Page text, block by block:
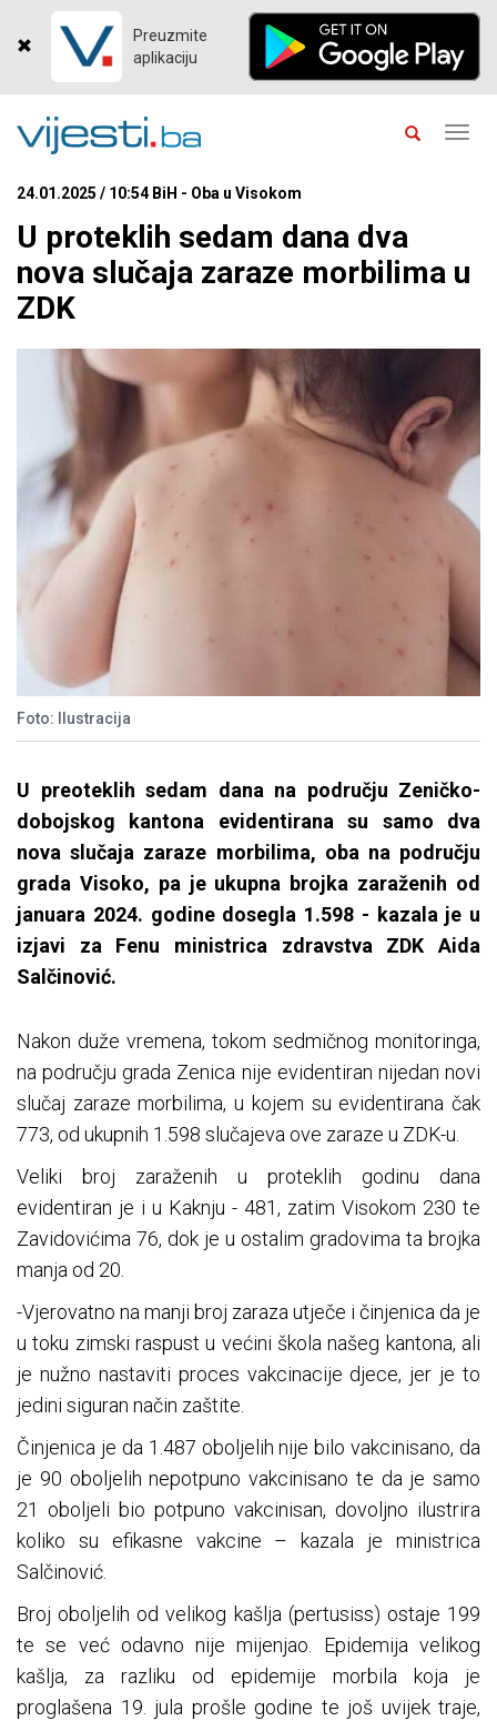
Preuzmite
aplikaciju
24.01.2025 / 10:54 BiH - Oba u Visokom
U proteklih sedam dana dva
nova slučaja zaraze morbilima u
ZDK
Foto: Ilustracija
U preoteklih sedam dana na području Zeničko-
dobojskog kantona evidentirana su samo dva
nova slučaja zaraze morbilima, oba na području
grada Visoko, pa je ukupna brojka zaraženih od
januara 2024. godine dosegla 1.598 - kazala je u
izjavi za Fenu ministrica zdravstva ZDK Aida
Salčinović.
Nakon duže vremena, tokom sedmičnog monitoringa,
na području grada Zenica nije evidentiran nijedan novi
slučaj zaraze morbilima, u kojem su evidentirana čak
773, od ukupnih 1.598 slučajeva ove zaraze u ZDK-u.
Veliki broj zaraženih u proteklih godinu dana
evidentiran je i u Kaknju - 481, zatim Visokom 230 te
Zavidovićima 76, dok je u ostalim gradovima ta brojka
manja od 20.
-Vjerovatno na manji broj zaraza utječe i činjenica da je
u toku zimski raspust u većini škola našeg kantona, ali
je nužno nastaviti proces vakcinacije djece, jer je to
jedini siguran način zaštite.
Činjenica je da 1.487 oboljelih nije bilo vakcinisano, da
je 90 oboljelih nepotpuno vakcinisano te da je samo
21 oboljeli bio potpuno vakcinisan, dovoljno ilustrira
koliko su efikasne vakcine – kazala je ministrica
Salčinović.
Broj oboljelih od velikog kašlja (pertusiss) ostaje 199
te se već odavno nije mijenjao. Epidemija velikog
kašlja, za razliku od epidemije morbila koja je
proglašena 19. jula prošle godine te još uvijek traje,